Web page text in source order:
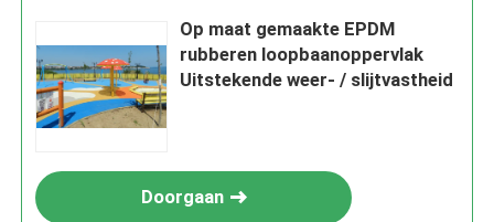
Op maat gemaakte EPDM
rubberen loopbaanoppervlak
Uitstekende weer- / slijtvastheid
Doorgaan